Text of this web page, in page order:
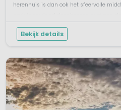
herenhuis is dan ook het sfeervolle
recreatiemeer...
Bekijk details